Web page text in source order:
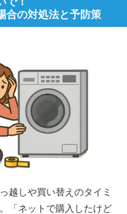
合の対処法と予防策
越しや買い替えのタイミ
「ネットで購入したけど